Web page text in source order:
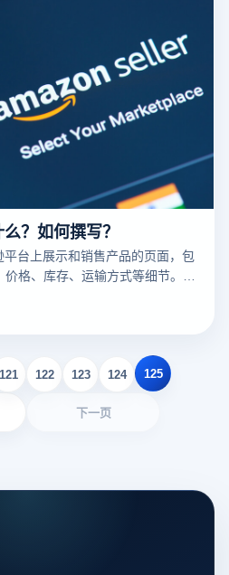
？如何撰写？
台上展示和销售产品的页面，包
格、库存、运输方式等细节。一
更多的潜在买家，增加销量。以
逊Listing包括什么？如何撰写？
121 122 123 124 125
下一页